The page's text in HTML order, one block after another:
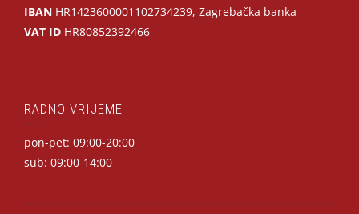
IBAN HR1423600001102734239, Zagrebačka banka
VAT ID HR80852392466
RADNO VRIJEME
pon-pet: 09:00-20:00
sub: 09:00-14:00